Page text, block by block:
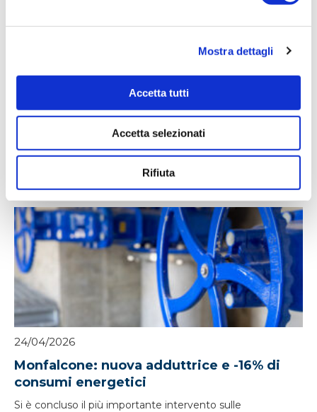
Mostra dettagli
Accetta tutti
Accetta selezionati
Rifiuta
Irisacqua risponde a Femca Cisl: rilievi
Le accuse mosse mezzo stampa da Femca Cisl nei
confronti...
Leggi tutto »
24/04/2026
Monfalcone: nuova adduttrice e -16% di
consumi energetici
Si è concluso il più importante intervento sulle